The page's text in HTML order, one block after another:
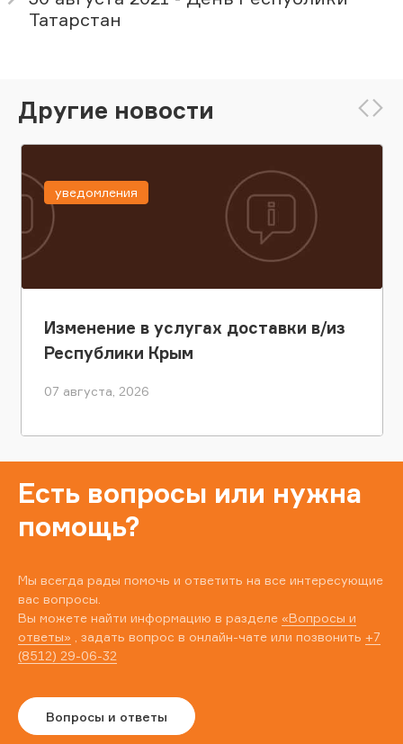
Татарстан
Другие новости
Изменение в услугах доставки в/из
Республики Крым
07 августа, 2026
уведомления
Есть вопросы или нужна
помощь?
Мы всегда рады помочь и ответить на все интересующие
вас вопросы.
Вы можете найти информацию в разделе «Вопросы и
ответы» , задать вопрос в онлайн-чате или позвонить +7
(8512) 29-06-32
Вопросы и ответы